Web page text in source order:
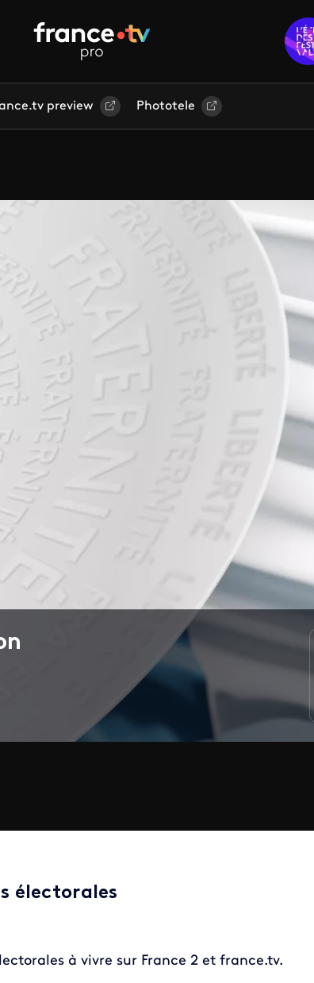
preview Phototele
électorales
à vivre sur France 2 et france.tv.